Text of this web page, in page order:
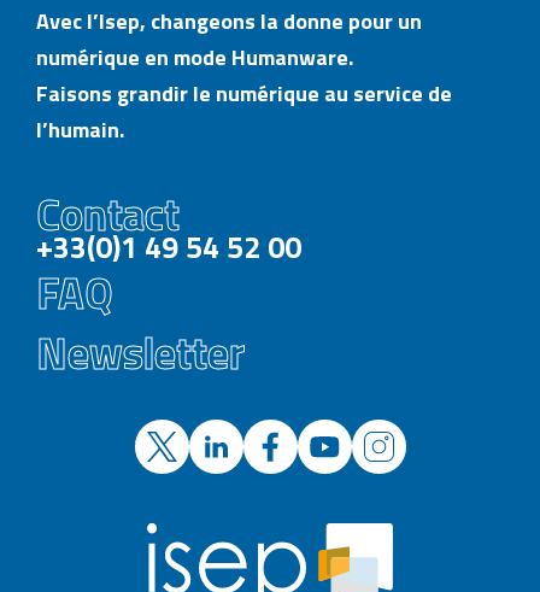
Avec l’Isep, changeons la donne pour un
numérique en mode Humanware.
Faisons grandir le numérique au service de
l’humain.
Contact
+33(0)1 49 54 52 00
FAQ
Newsletter